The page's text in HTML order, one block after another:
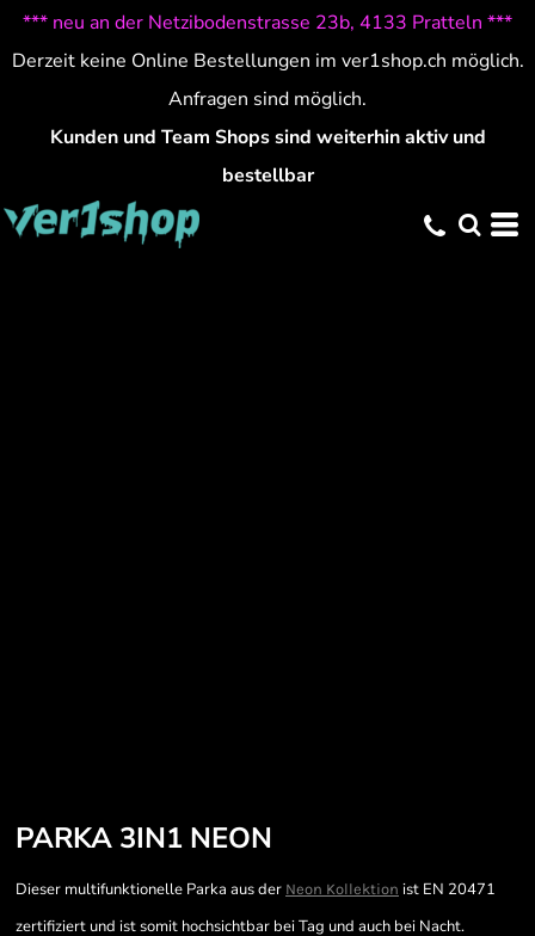
*** neu an der Netzibodenstrasse 23b, 4133 Pratteln ***
Derzeit keine Online Bestellungen im ver1shop.ch möglich.
Anfragen sind möglich.
Kunden und Team Shops sind weiterhin aktiv und
bestellbar
PARKA 3IN1 NEON
Dieser multifunktionelle Parka aus der Neon Kollektion ist EN 20471
zertifiziert und ist somit hochsichtbar bei Tag und auch bei Nacht.